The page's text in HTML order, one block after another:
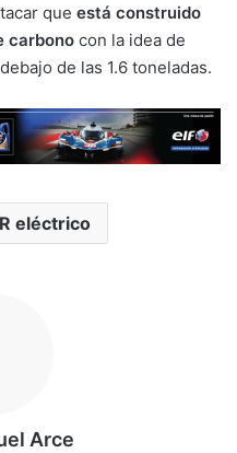
que está construido
carbono con la idea de
de las 1.6 toneladas.
eléctrico
Arce